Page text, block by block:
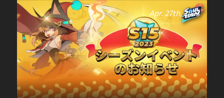
Apr. 27th, 2023